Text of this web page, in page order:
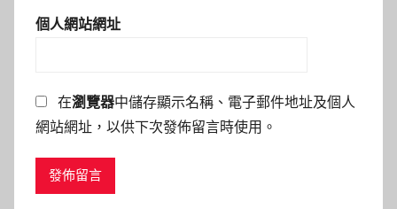
個人網站網址
在瀏覽器中儲存顯示名稱、電子郵件地址及個人
網站網址，以供下次發佈留言時使用。